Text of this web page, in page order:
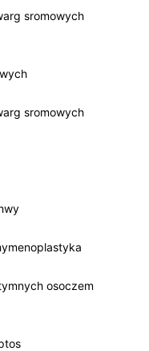
sromowych
sromowych
osoczem